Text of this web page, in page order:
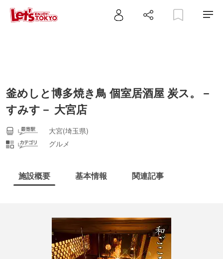
釜めしと博多焼き鳥 個室居酒屋 炭ス。－
すみす－ 大宮店
大宮(埼玉県)
グルメ
施設概要 基本情報 関連記事